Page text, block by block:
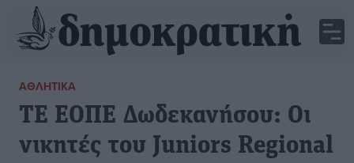
ΑΘΛΗΤΙΚΆ
ΤΕ ΕΟΠΕ Δωδεκανήσου: Οι
νικητές του Juniors Regional